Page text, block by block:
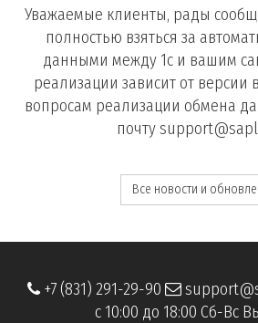
Уважаемые клиенты, рады
полностью взяться за
данными между 1c и вашим
реализации зависит от версии
вопросам реализации обмена
почту
Все новости и
+7 (831) 291-29-90
с 10:00 до 18:00 Сб-Вс